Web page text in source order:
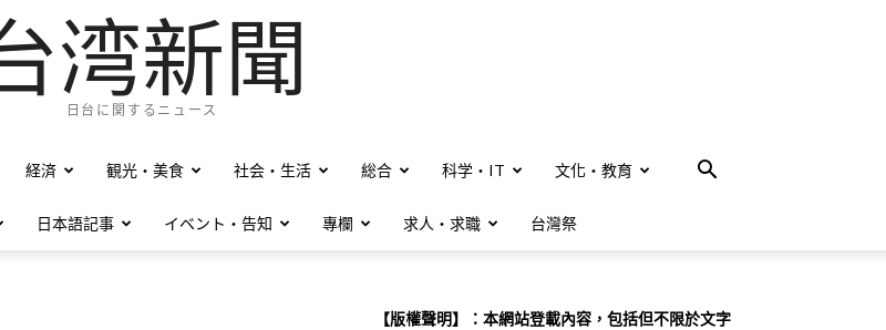
湾新聞
日台に関するニュース
経済 観光・美食 社会・生活 総合 科学・IT 文化・教育
日本語記事 イベント・告知 專欄 求人・求職 台灣祭
【版權聲明】：本網站登載內容，包括但不限於文字